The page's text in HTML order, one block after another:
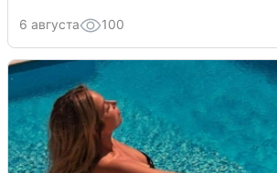
6 августа 100